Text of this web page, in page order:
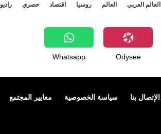
العالم العربي العالم روسيا اقتصاد حصري راديو
Odysee
Whatsapp
الإتصال بنا سياسة الخصوصية معايير المجتمع